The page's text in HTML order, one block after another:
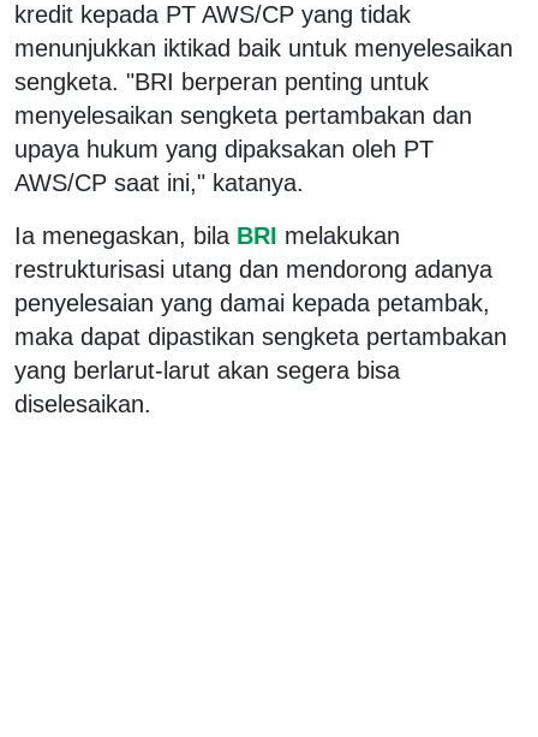
kredit kepada PT AWS/CP yang tidak
menunjukkan iktikad baik untuk menyelesaikan
sengketa. "BRI berperan penting untuk
menyelesaikan sengketa pertambakan dan
upaya hukum yang dipaksakan oleh PT
AWS/CP saat ini," katanya.
Ia menegaskan, bila BRI melakukan
restrukturisasi utang dan mendorong adanya
penyelesaian yang damai kepada petambak,
maka dapat dipastikan sengketa pertambakan
yang berlarut-larut akan segera bisa
diselesaikan.